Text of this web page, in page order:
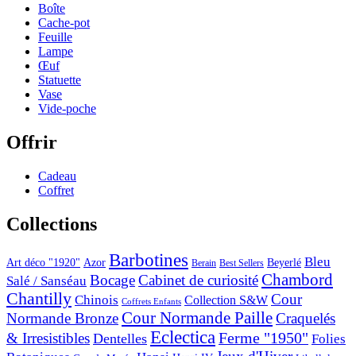
Boîte
Cache-pot
Feuille
Lampe
Œuf
Statuette
Vase
Vide-poche
Offrir
Cadeau
Coffret
Collections
Art déco "1920" Azor Barbotines Berain Best Sellers Beyerlé Bleu
Salé / Sanséau BocageCabinet de curiositéChambord
Chantilly Chinois Coffrets Enfants Collection S&W Cour
Normande BronzeCour Normande PailleCraquelés
& Irresistibles Dentelles EclecticaFerme "1950" Folies